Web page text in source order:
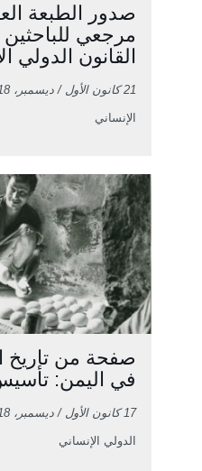
صدور الطبعة
مرجعي
القانون الدولي
21 كانون الأول / ديسمبر، 2018
الإنساني
صفحة من تاريخ
في اليمن:
17 كانون الأول / ديسمبر، 2018
الدولي الإنساني